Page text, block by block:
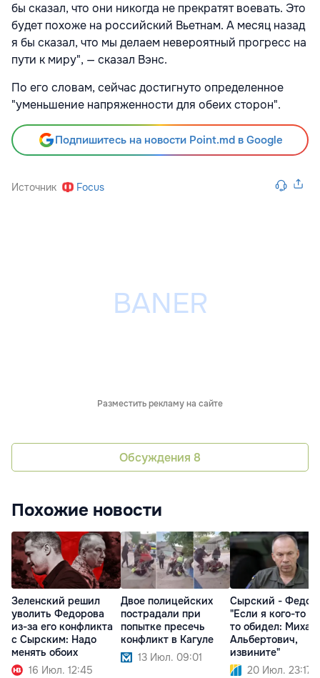
бы сказал, что они никогда не прекратят воевать. Это
будет похоже на российский Вьетнам. А месяц назад
я бы сказал, что мы делаем невероятный прогресс на
пути к миру", — сказал Вэнс.
По его словам, сейчас достигнуто определенное
"уменьшение напряженности для обеих сторон".
Подпишитесь на новости Point.md в Google
Источник Focus
Разместить рекламу на сайте
Обсуждения 8
Похожие новости
Зеленский решил
уволить Федорова
из-за его конфликта
с Сырским: Надо
менять обоих
16 Июл. 12:45
Двое полицейских
пострадали при
попытке пресечь
конфликт в Кагуле
13 Июл. 09:01
Сырский -
"Если я кого-то
то обидел:
Альбертович,
извините"
20 Июл. 23:17